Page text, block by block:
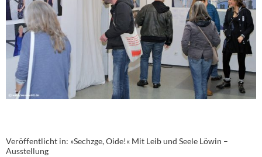
Veröffentlicht in: »Sechzge, Oide!« Mit Leib und Seele Löwin –
Ausstellung